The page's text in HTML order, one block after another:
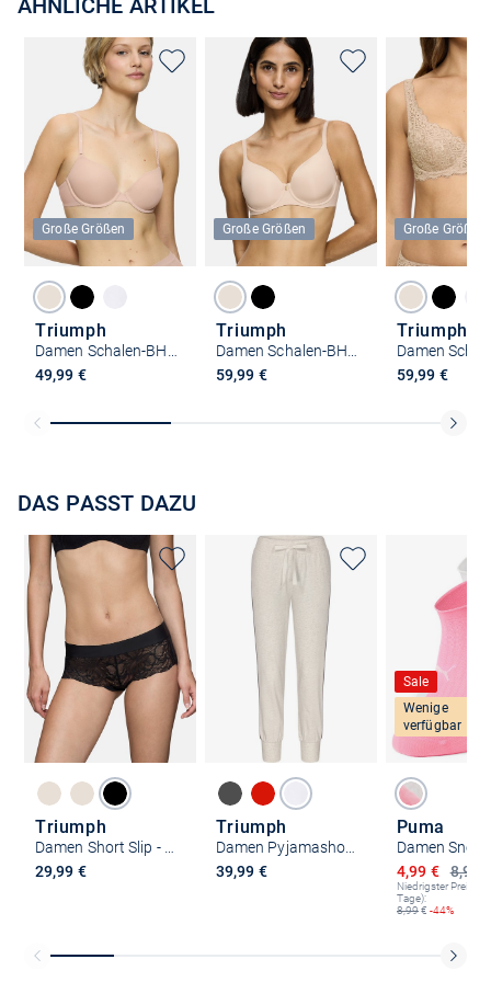
ÄHNLICHE ARTIKEL
Große Größen
Triumph
49,99 €
Große Größen
Triumph
59,99 €
Große Größen
Triumph
59,99 €
DAS PASST DAZU
Triumph
29,99 €
Triumph
39,99 €
Sale
Wenige
verfügbar
Puma
8,99
Ermäßigter
4,99 €
Niedrigster Preis
Tage):
8,99€ -44%